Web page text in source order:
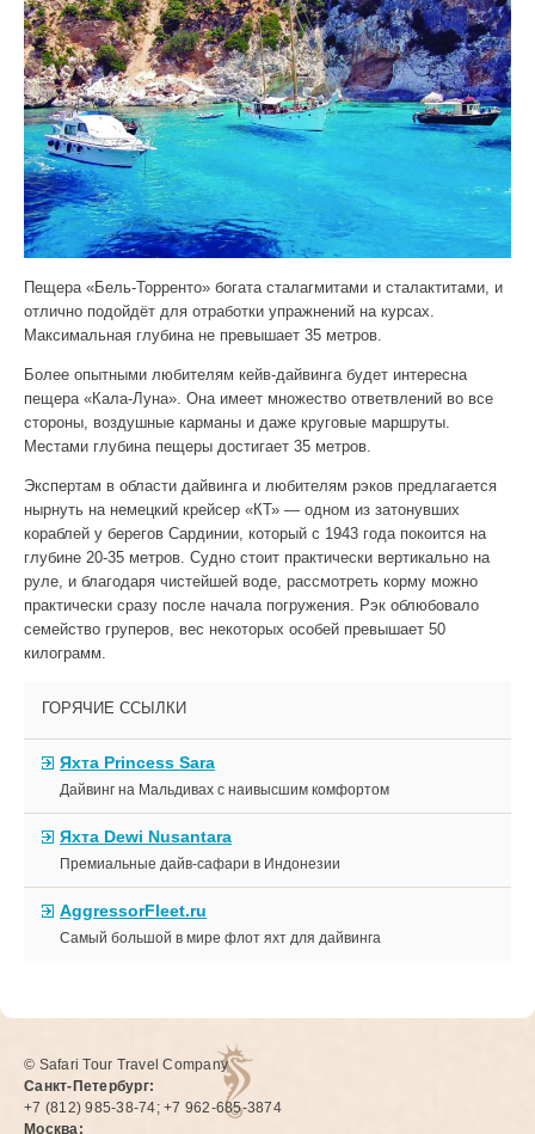
ГОРЯЧИЕ ССЫЛКИ
Яхта Princess Sara
Дайвинг на Мальдивах с наивысшим комфортом
Яхта Dewi Nusantara
Премиальные дайв-сафари в Индонезии
AggressorFleet.ru
Самый большой в мире флот яхт для дайвинга
Пещера «Бель-Торренто» богата сталагмитами и сталактитами, и
отлично подойдёт для отработки упражнений на курсах.
Максимальная глубина не превышает 35 метров.
Более опытными любителям кейв-дайвинга будет интересна
пещера «Кала-Луна». Она имеет множество ответвлений во все
стороны, воздушные карманы и даже круговые маршруты.
Местами глубина пещеры достигает 35 метров.
Экспертам в области дайвинга и любителям рэков предлагается
нырнуть на немецкий крейсер «КТ» — одном из затонувших
кораблей у берегов Сардинии, который с 1943 года покоится на
глубине 20-35 метров. Судно стоит практически вертикально на
руле, и благодаря чистейшей воде, рассмотреть корму можно
практически сразу после начала погружения. Рэк облюбовало
семейство груперов, вес некоторых особей превышает 50
килограмм.
© Safari Tour Travel Company
Санкт-Петербург:
+7 (812) 985-38-74; +7 962-685-3874
Москва: